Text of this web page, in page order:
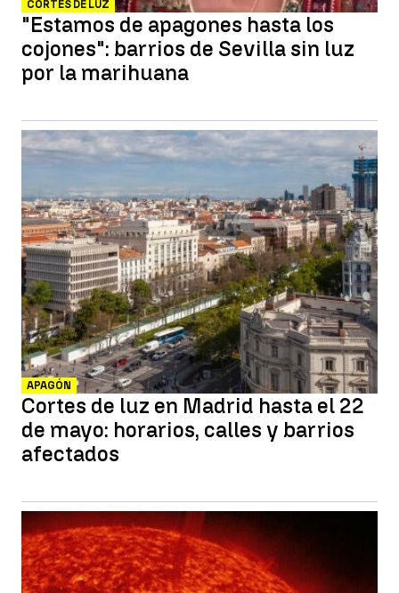
CORTES DE LUZ
"Estamos de apagones hasta los
cojones": barrios de Sevilla sin luz
por la marihuana
APAGÓN
Cortes de luz en Madrid hasta el 22
de mayo: horarios, calles y barrios
afectados